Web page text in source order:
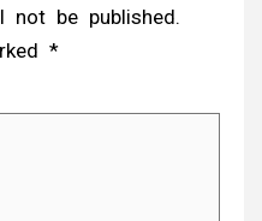
not be published.
*